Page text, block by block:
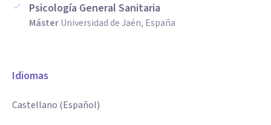
Psicología General Sanitaria
MásterUniversidad de Jaén, España
Idiomas
Castellano (Español)